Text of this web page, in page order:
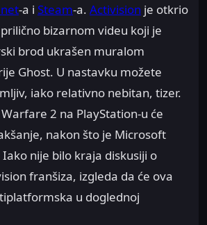
-a i Steam-a. Activision je otkrio
bizarnom videu koji je
brod ukrašen muralom
Ghost. U nastavku možete
iako relativno nebitan, tizer.
2 na PlayStation-u će
nakon što je Microsoft
nije bilo kraja diskusiji o
franšiza, izgleda da će ova
u doglednoj